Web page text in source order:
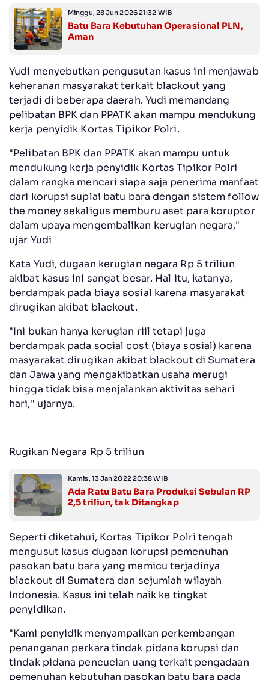
Minggu, 28 Jun 2026 21:32 WIB
Batu Bara Kebutuhan Operasional PLN,
Aman
Yudi menyebutkan pengusutan kasus ini menjawab
keheranan masyarakat terkait blackout yang
terjadi di beberapa daerah. Yudi memandang
pelibatan BPK dan PPATK akan mampu mendukung
kerja penyidik Kortas Tipikor Polri.
"Pelibatan BPK dan PPATK akan mampu untuk
mendukung kerja penyidik Kortas Tipikor Polri
dalam rangka mencari siapa saja penerima manfaat
dari korupsi suplai batu bara dengan sistem follow
the money sekaligus memburu aset para koruptor
dalam upaya mengembalikan kerugian negara,"
ujar Yudi
Kata Yudi, dugaan kerugian negara Rp 5 triliun
akibat kasus ini sangat besar. Hal itu, katanya,
berdampak pada biaya sosial karena masyarakat
dirugikan akibat blackout.
"Ini bukan hanya kerugian riil tetapi juga
berdampak pada social cost (biaya sosial) karena
masyarakat dirugikan akibat blackout di Sumatera
dan Jawa yang mengakibatkan usaha merugi
hingga tidak bisa menjalankan aktivitas sehari
hari," ujarnya.
Rugikan Negara Rp 5 triliun
Kamis, 13 Jan 2022 20:38 WIB
Ada Ratu Batu Bara Produksi Sebulan RP
2,5 triliun, tak Ditangkap
Seperti diketahui, Kortas Tipikor Polri tengah
mengusut kasus dugaan korupsi pemenuhan
pasokan batu bara yang memicu terjadinya
blackout di Sumatera dan sejumlah wilayah
Indonesia. Kasus ini telah naik ke tingkat
penyidikan.
"Kami penyidik menyampaikan perkembangan
penanganan perkara tindak pidana korupsi dan
tindak pidana pencucian uang terkait pengadaan
pemenuhan kebutuhan pasokan batu bara pada